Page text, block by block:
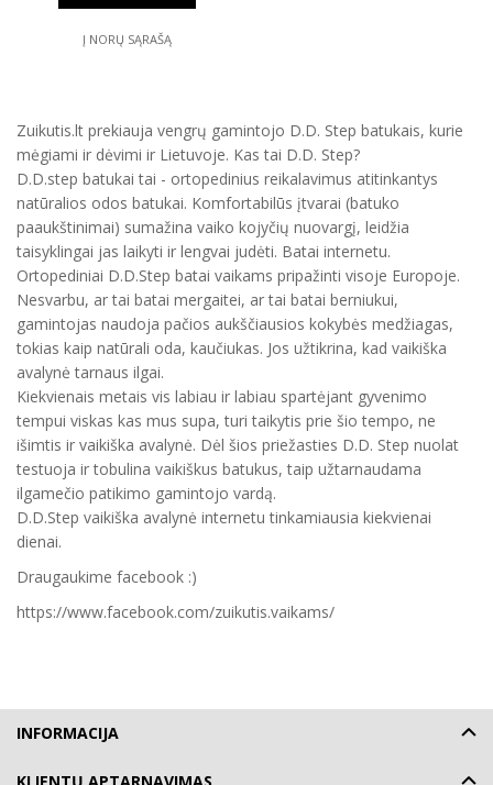
Į NORŲ SĄRAŠĄ
Zuikutis.lt prekiauja vengrų gamintojo D.D. Step batukais, kurie
mėgiami ir dėvimi ir Lietuvoje. Kas tai D.D. Step?
D.D.step batukai tai - ortopedinius reikalavimus atitinkantys
natūralios odos batukai. Komfortabilūs įtvarai (batuko
paaukštinimai) sumažina vaiko kojyčių nuovargį, leidžia
taisyklingai jas laikyti ir lengvai judėti. Batai internetu.
Ortopediniai D.D.Step batai vaikams pripažinti visoje Europoje.
Nesvarbu, ar tai batai mergaitei, ar tai batai berniukui,
gamintojas naudoja pačios aukščiausios kokybės medžiagas,
tokias kaip natūrali oda, kaučiukas. Jos užtikrina, kad vaikiška
avalynė tarnaus ilgai.
Kiekvienais metais vis labiau ir labiau spartėjant gyvenimo
tempui viskas kas mus supa, turi taikytis prie šio tempo, ne
išimtis ir vaikiška avalynė. Dėl šios priežasties D.D. Step nuolat
testuoja ir tobulina vaikiškus batukus, taip užtarnaudama
ilgamečio patikimo gamintojo vardą.
D.D.Step vaikiška avalynė internetu tinkamiausia kiekvienai
dienai.
Draugaukime facebook :)
https://www.facebook.com/zuikutis.vaikams/
INFORMACIJA
KLIENTŲ APTARNAVIMAS